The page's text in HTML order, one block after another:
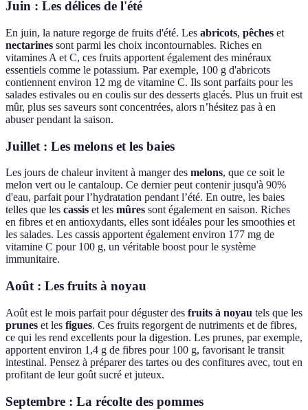
Juin : Les délices de l'été
En juin, la nature regorge de fruits d'été. Les abricots, pêches et
nectarines sont parmi les choix incontournables. Riches en
vitamines A et C, ces fruits apportent également des minéraux
essentiels comme le potassium. Par exemple, 100 g d'abricots
contiennent environ 12 mg de vitamine C. Ils sont parfaits pour les
salades estivales ou en coulis sur des desserts glacés. Plus un fruit est
mûr, plus ses saveurs sont concentrées, alors n’hésitez pas à en
abuser pendant la saison.
Juillet : Les melons et les baies
Les jours de chaleur invitent à manger des melons, que ce soit le
melon vert ou le cantaloup. Ce dernier peut contenir jusqu'à 90%
d'eau, parfait pour l’hydratation pendant l’été. En outre, les baies
telles que les cassis et les mûres sont également en saison. Riches
en fibres et en antioxydants, elles sont idéales pour les smoothies et
les salades. Les cassis apportent également environ 177 mg de
vitamine C pour 100 g, un véritable boost pour le système
immunitaire.
Août : Les fruits à noyau
Août est le mois parfait pour déguster des fruits à noyau tels que les
prunes et les figues. Ces fruits regorgent de nutriments et de fibres,
ce qui les rend excellents pour la digestion. Les prunes, par exemple,
apportent environ 1,4 g de fibres pour 100 g, favorisant le transit
intestinal. Pensez à préparer des tartes ou des confitures avec, tout en
profitant de leur goût sucré et juteux.
Septembre : La récolte des pommes